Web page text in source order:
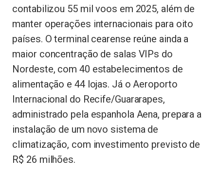
contabilizou 55 mil voos em 2025, além de
manter operações internacionais para oito
países. O terminal cearense reúne ainda a
maior concentração de salas VIPs do
Nordeste, com 40 estabelecimentos de
alimentação e 44 lojas. Já o Aeroporto
Internacional do Recife/Guararapes,
administrado pela espanhola Aena, prepara a
instalação de um novo sistema de
climatização, com investimento previsto de
R$ 26 milhões.